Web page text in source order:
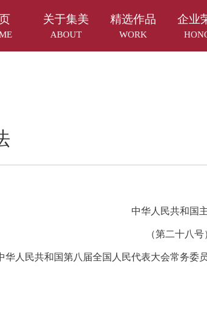
关于集美
ABOUT
精选作品
WORK
企业
中华人民共和国
（第二十八号
民共和国第八届全国人民代表大会常务委员